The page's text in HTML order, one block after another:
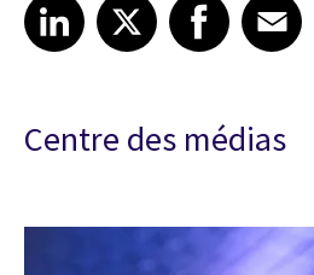
Share article on LinkedIn
LinkedIn
Share article on XShare article on Facebook
Facebook
Share article
Centre des médias